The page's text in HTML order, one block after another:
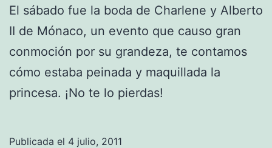
El sábado fue la boda de Charlene y Alberto
II de Mónaco, un evento que causo gran
conmoción por su grandeza, te contamos
cómo estaba peinada y maquillada la
princesa. ¡No te lo pierdas!
Publicada el 4 julio, 2011